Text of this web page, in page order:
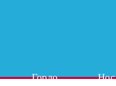
Горло Нос